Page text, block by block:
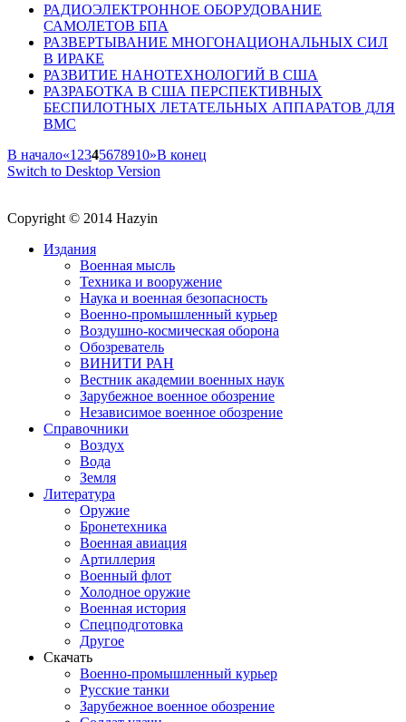
РАДИОЭЛЕКТРОННОЕ ОБОРУДОВАНИЕ
САМОЛЕТОВ БПА
РАЗВЕРТЫВАНИЕ МНОГОНАЦИОНАЛЬНЫХ СИЛ
В ИРАКЕ
РАЗВИТИЕ НАНОТЕХНОЛОГИЙ В США
РАЗРАБОТКА В США ПЕРСПЕКТИВНЫХ
БЕСПИЛОТНЫХ ЛЕТАТЕЛЬНЫХ АППАРАТОВ ДЛЯ
ВМС
В начало«1 2345678910»В конец
Switch to Desktop Version
Copyright © 2014 Hazyin
Издания
Военная мысль
Техника и вооружение
Наука и военная безопасность
Военно-промышленный курьер
Воздушно-космическая оборона
Обозреватель
ВИНИТИ РАН
Вестник академии военных наук
Зарубежное военное обозрение
Независимое военное обозрение
Справочники
Воздух
Вода
Земля
Литература
Оружие
Бронетехника
Военная авиация
Артиллерия
Военный флот
Холодное оружие
Военная история
Спецподготовка
Другое
Скачать
Военно-промышленный курьер
Русские танки
Зарубежное военное обозрение